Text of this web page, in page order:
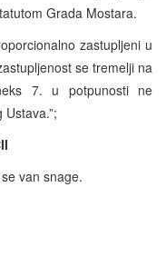
Grada Mostara.
zastupljeni u
se tremelji na
7. u potpunosti ne
van snage.